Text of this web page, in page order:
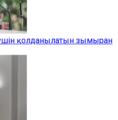
қолданылатын зымыран